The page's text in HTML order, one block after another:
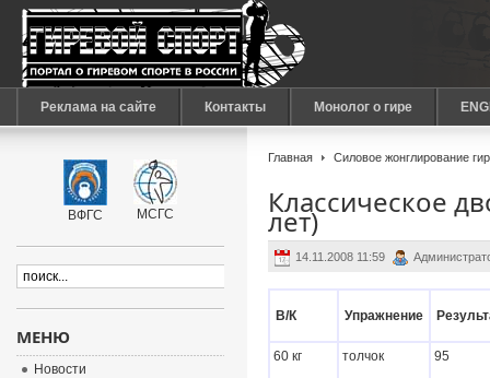
Реклама на сайте Контакты Монолог о гире
Главная Силовое жонглирование
Классическое
лет)
14.11.2008 11:59
В/К Упражнение
60 кг толчок 95
ВФГС МСГС
МЕНЮ
Новости